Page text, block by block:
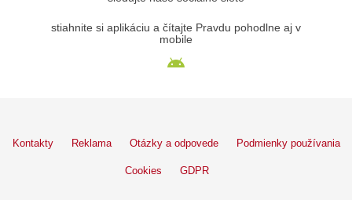
stiahnite si aplikáciu a čítajte Pravdu pohodlne aj v
mobile
Kontakty Reklama Otázky a odpovede Podmienky používania
Cookies GDPR